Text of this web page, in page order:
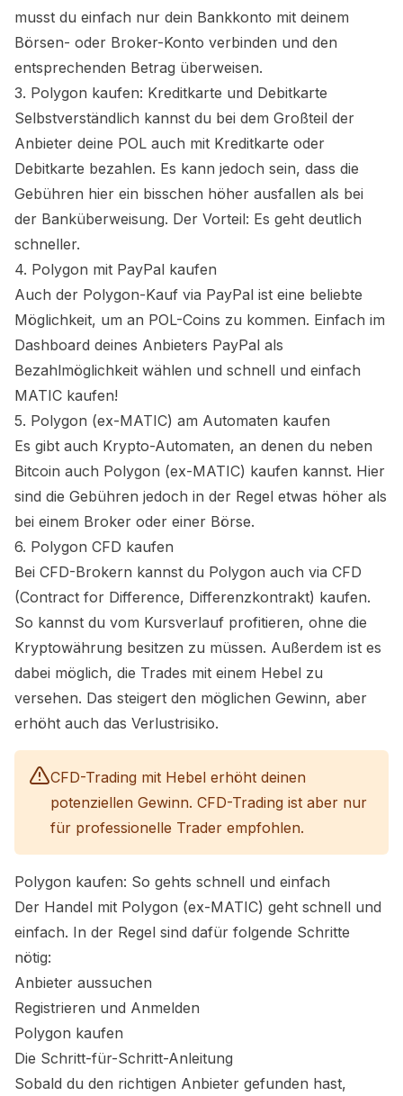
musst du einfach nur dein Bankkonto mit deinem
Börsen- oder Broker-Konto verbinden und den
entsprechenden Betrag überweisen.
3. Polygon kaufen: Kreditkarte und Debitkarte
Selbstverständlich kannst du bei dem Großteil der
Anbieter deine POL auch mit Kreditkarte oder
Debitkarte bezahlen. Es kann jedoch sein, dass die
Gebühren hier ein bisschen höher ausfallen als bei
der Banküberweisung. Der Vorteil: Es geht deutlich
schneller.
4. Polygon mit PayPal kaufen
Auch der Polygon-Kauf via PayPal ist eine beliebte
Möglichkeit, um an POL-Coins zu kommen. Einfach im
Dashboard deines Anbieters PayPal als
Bezahlmöglichkeit wählen und schnell und einfach
MATIC kaufen!
5. Polygon (ex-MATIC) am Automaten kaufen
Es gibt auch Krypto-Automaten, an denen du neben
Bitcoin auch Polygon (ex-MATIC) kaufen kannst. Hier
sind die Gebühren jedoch in der Regel etwas höher als
bei einem Broker oder einer Börse.
6. Polygon CFD kaufen
Bei CFD-Brokern kannst du Polygon auch via CFD
(Contract for Difference, Differenzkontrakt) kaufen.
So kannst du vom Kursverlauf profitieren, ohne die
Kryptowährung besitzen zu müssen. Außerdem ist es
dabei möglich, die Trades mit einem Hebel zu
versehen. Das steigert den möglichen Gewinn, aber
erhöht auch das Verlustrisiko.
CFD-Trading mit Hebel erhöht deinen
potenziellen Gewinn. CFD-Trading ist aber nur
für professionelle Trader empfohlen.
Polygon kaufen: So gehts schnell und einfach
Der Handel mit Polygon (ex-MATIC) geht schnell und
einfach. In der Regel sind dafür folgende Schritte
nötig:
Anbieter aussuchen
Registrieren und Anmelden
Polygon kaufen
Die Schritt-für-Schritt-Anleitung
Sobald du den richtigen Anbieter gefunden hast,